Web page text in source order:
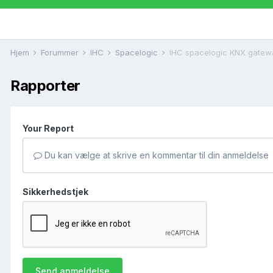
Hjem Forummer IHC Spacelogic IHC spacelogic KNX
Rapporter
Your Report
Du kan vælge at skrive en kommentar til din anmeldelse
Sikkerhedstjek
Send anmeldelse